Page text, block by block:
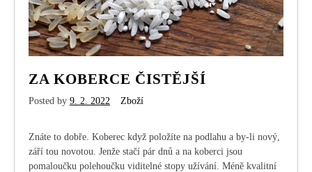
ZA KOBERCE ČISTĚJŠÍ
Posted by 9. 2. 2022 Zboží
Znáte to dobře. Koberec když položíte na podlahu a by-li nový,
září tou novotou. Jenže stačí pár dnů a na koberci jsou
pomaloučku polehoučku viditelné stopy užívání. Méně kvalitní